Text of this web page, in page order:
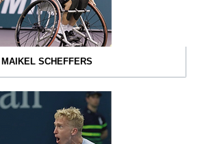
MAIKEL SCHEFFERS